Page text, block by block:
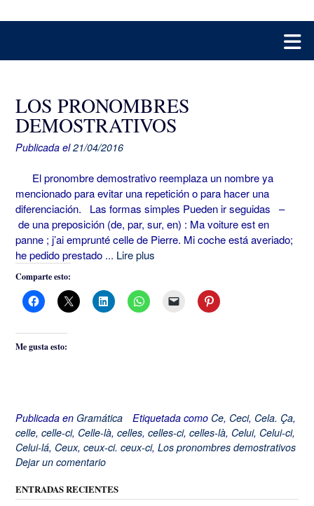
LOS PRONOMBRES
DEMOSTRATIVOS
Publicada el21/04/2016
El pronombre demostrativo reemplaza un nombre ya
mencionado para evitar una repetición o para hacer una
diferenciación. Las formas simples Pueden ir seguidas –
de una preposición (de, par, sur, en) : Ma voiture est en
panne ; j’ai emprunté celle de Pierre. Mi coche está averiado;
he pedido prestado ... Lire plus
Comparte esto:
Me gusta esto:
Publicada en Gramática Etiquetada como Ce, Ceci, Cela. Ça,
celle, celle-ci, Celle-là, celles, celles-ci, celles-là, Celui, Celui-ci,
Celui-lá, Ceux, ceux-ci. ceux-ci, Los pronombres demostrativos
Dejar un comentario
ENTRADAS RECIENTES